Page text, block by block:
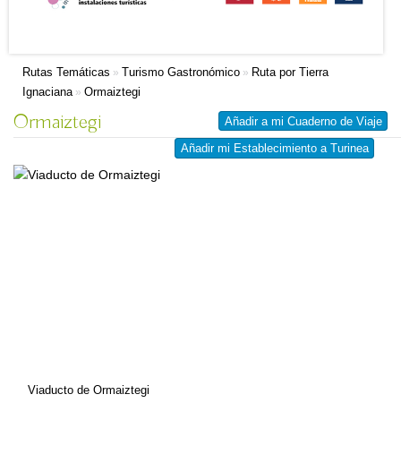
Rutas Temáticas » Turismo Gastronómico » Ruta por Tierra
Ignaciana» Ormaiztegi
Añadir a mi Cuaderno de Viaje
Añadir mi Establecimiento a Turinea
Ormaiztegi
Viaducto de Ormaiztegi